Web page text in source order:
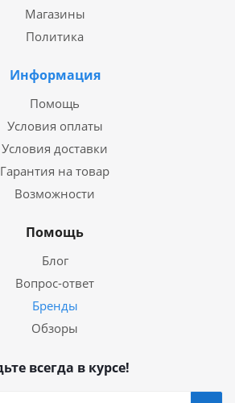
Магазины
Политика
Информация
Помощь
Условия оплаты
Условия доставки
Гарантия на товар
Возможности
Помощь
Блог
Вопрос-ответ
Бренды
Обзоры
всегда в курсе!